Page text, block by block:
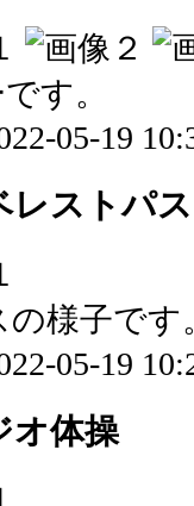
す。
05-19
ストパス
様子です
05-19
体操